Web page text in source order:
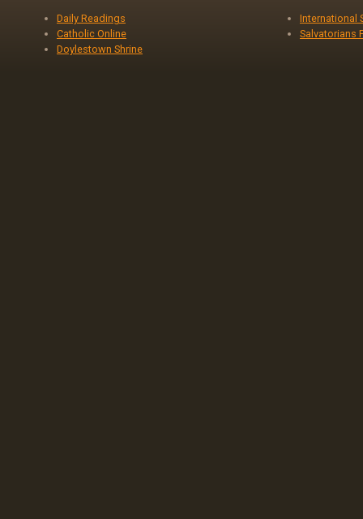
Daily Readings
Catholic Online
Doylestown Shrine
International
Salvatorians